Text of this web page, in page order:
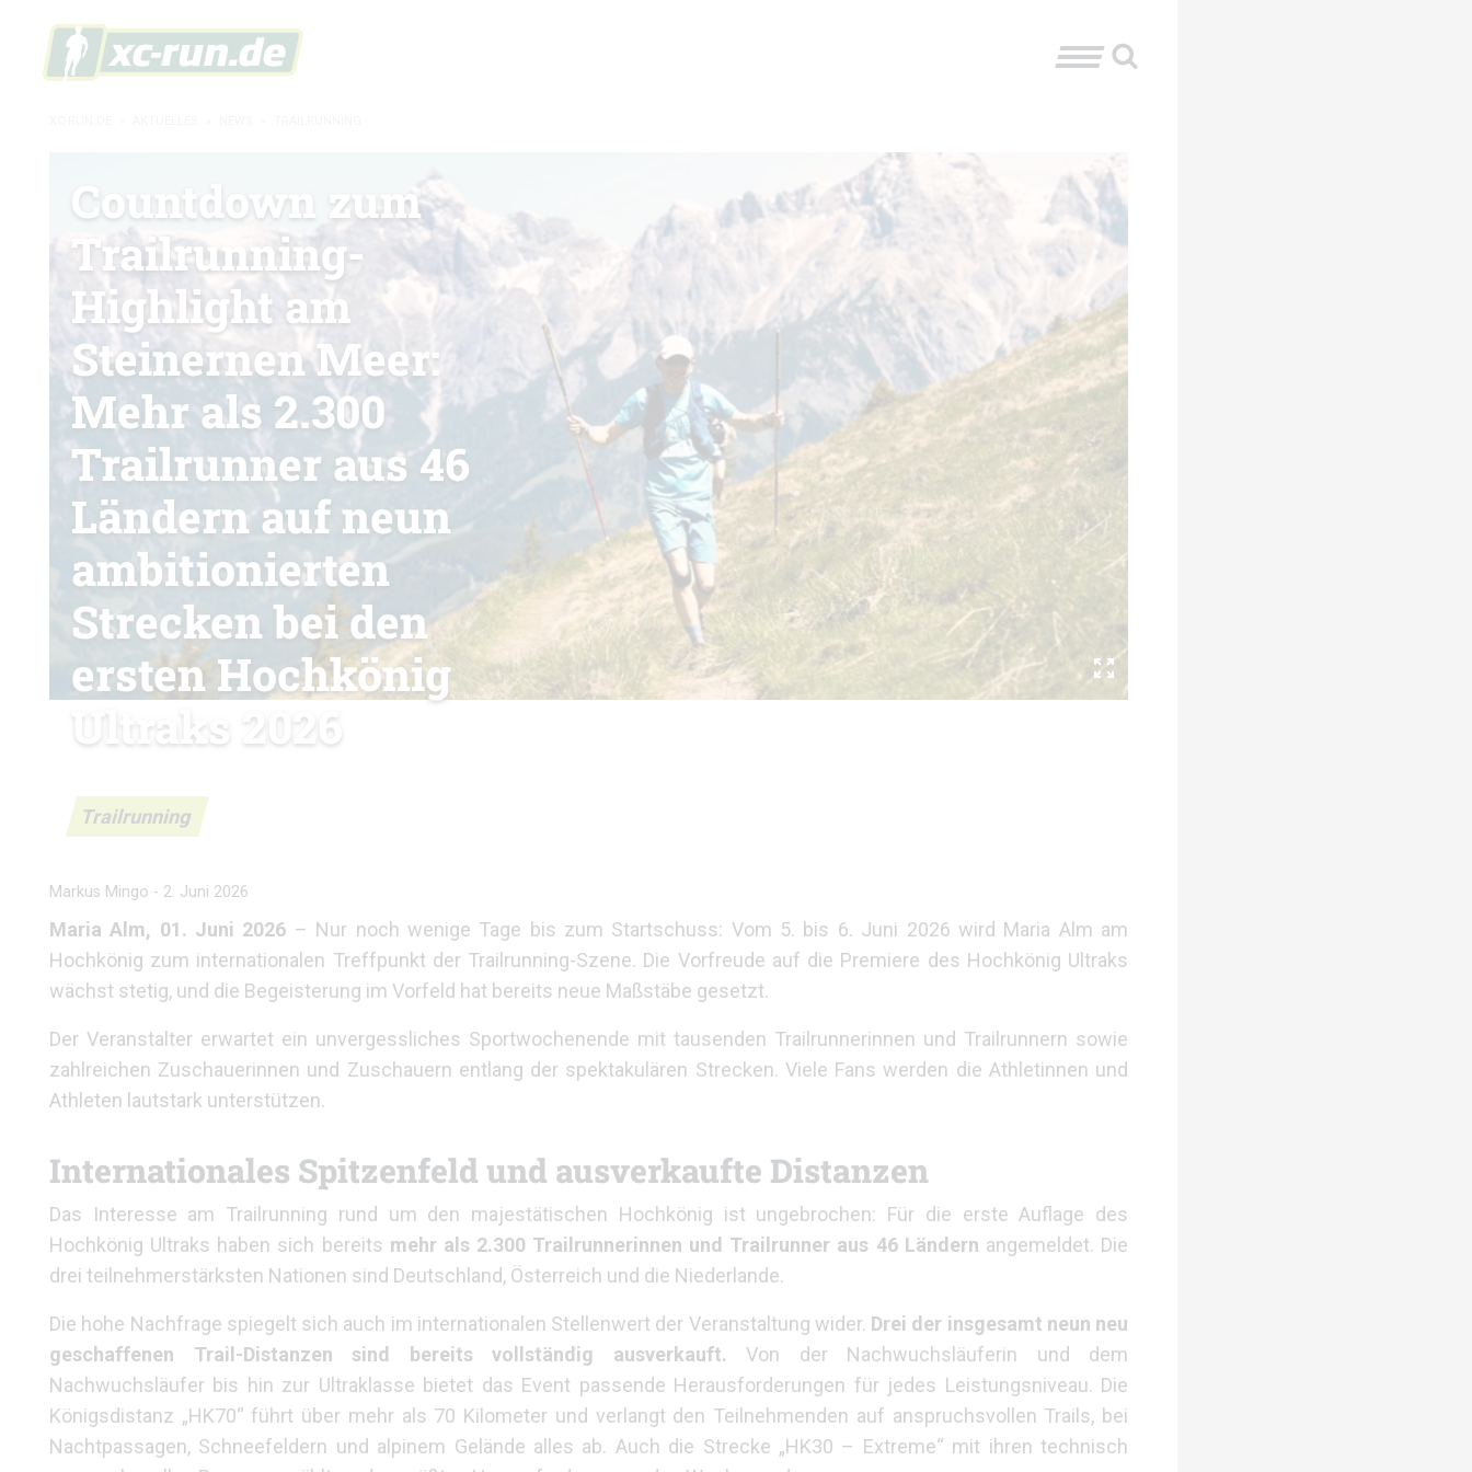
Trailrunning
Countdown zum
Trailrunning-
Highlight am
Steinernen Meer:
Mehr als 2.300
Trailrunner aus 46
Ländern auf neun
ambitionierten
Strecken bei den
ersten Hochkönig
Ultraks 2026
Markus Mingo - 2. Juni 2026
Maria Alm, 01. Juni 2026 – Nur noch wenige Tage bis zum Startschuss: Vom 5. bis 6. Juni 2026 wird Maria Alm am
Hochkönig zum internationalen Treffpunkt der Trailrunning-Szene. Die Vorfreude auf die Premiere des Hochkönig Ultraks
wächst stetig, und die Begeisterung im Vorfeld hat bereits neue Maßstäbe gesetzt.
Der Veranstalter erwartet ein unvergessliches Sportwochenende mit tausenden Trailrunnerinnen und Trailrunnern sowie
zahlreichen Zuschauerinnen und Zuschauern entlang der spektakulären Strecken. Viele Fans werden die Athletinnen und
Athleten lautstark unterstützen.
Internationales Spitzenfeld und ausverkaufte Distanzen
Das Interesse am Trailrunning rund um den majestätischen Hochkönig ist ungebrochen: Für die erste Auflage des
Hochkönig Ultraks haben sich bereits mehr als 2.300 Trailrunnerinnen und Trailrunner aus 46 Ländern angemeldet. Die
drei teilnehmerstärksten Nationen sind Deutschland, Österreich und die Niederlande.
Die hohe Nachfrage spiegelt sich auch im internationalen Stellenwert der Veranstaltung wider. Drei der insgesamt neun neu
geschaffenen Trail-Distanzen sind bereits vollständig ausverkauft. Von der Nachwuchsläuferin und dem
Nachwuchsläufer bis hin zur Ultraklasse bietet das Event passende Herausforderungen für jedes Leistungsniveau. Die
Königsdistanz „HK70“ führt über mehr als 70 Kilometer und verlangt den Teilnehmenden auf anspruchsvollen Trails, bei
Nachtpassagen, Schneefeldern und alpinem Gelände alles ab. Auch die Strecke „HK30 – Extreme“ mit ihren technisch